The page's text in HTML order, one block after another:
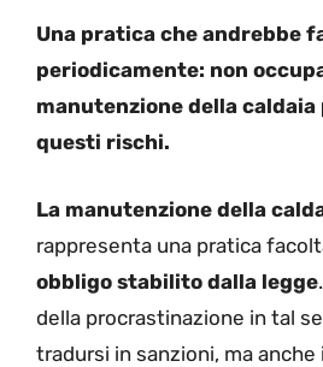
Una pratica che andrebbe
periodicamente: non
manutenzione della
questi rischi.
La manutenzione della
rappresenta una pratica
obbligo stabilito dalla legge
della procrastinazione in tal
tradursi in sanzioni, ma